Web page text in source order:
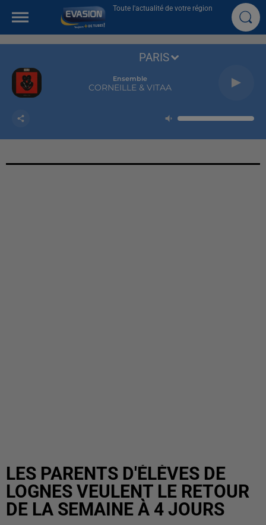
Toute l'actualité de votre région
Ensemble
CORNEILLE & VITAA
PARIS
LES PARENTS D'ÉLÈVES DE
LOGNES VEULENT LE RETOUR
DE LA SEMAINE À 4 JOURS